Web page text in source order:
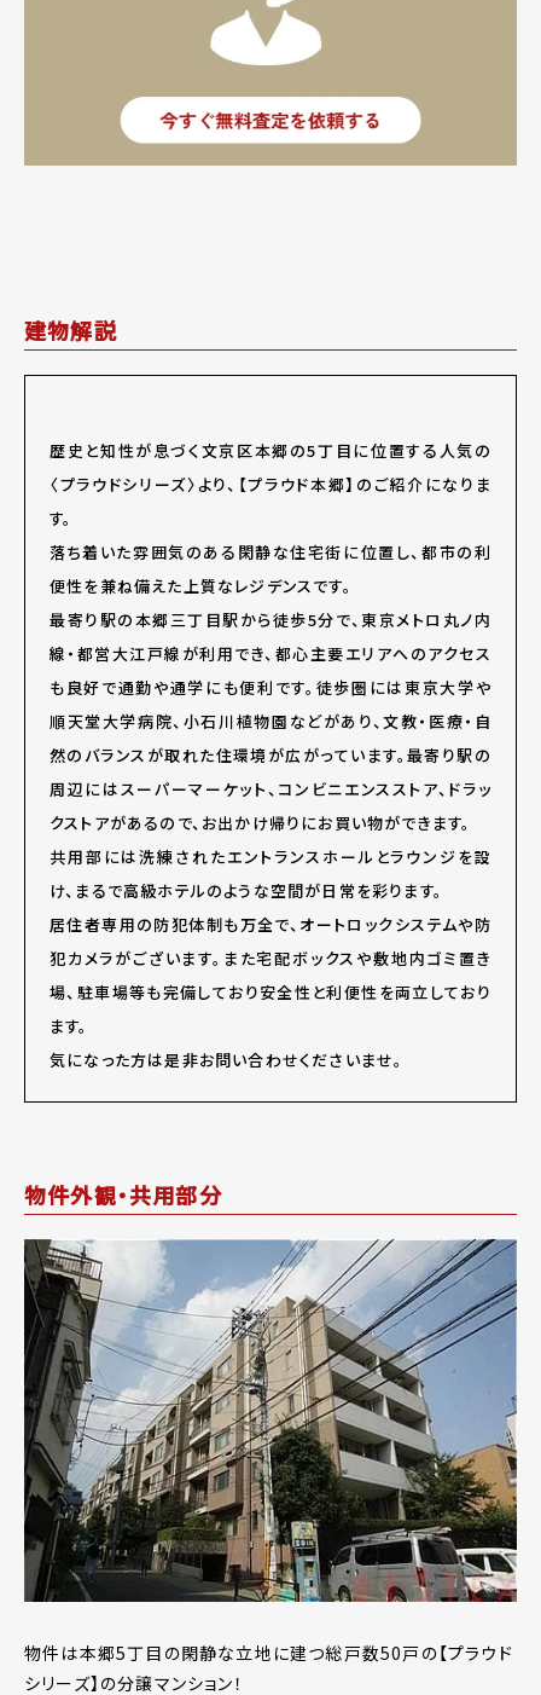
建物解説
歴史と知性が息づく文京区本郷の5丁目に位置する人気の
〈プラウドシリーズ〉より、【プラウド本郷】のご紹介になりま
す。
落ち着いた雰囲気のある閑静な住宅街に位置し、都市の利
便性を兼ね備えた上質なレジデンスです。
最寄り駅の本郷三丁目駅から徒歩5分で、東京メトロ丸ノ内
線・都営大江戸線が利用でき、都心主要エリアへのアクセス
も良好で通勤や通学にも便利です。徒歩圏には東京大学や
順天堂大学病院、小石川植物園などがあり、文教・医療・自
然のバランスが取れた住環境が広がっています。最寄り駅の
周辺にはスーパーマーケット、コンビニエンスストア、ドラッ
クストアがあるので、お出かけ帰りにお買い物ができます。
共用部には洗練されたエントランスホールとラウンジを設
け、まるで高級ホテルのような空間が日常を彩ります。
居住者専用の防犯体制も万全で、オートロックシステムや防
犯カメラがございます。また宅配ボックスや敷地内ゴミ置き
場、駐車場等も完備しており安全性と利便性を両立しており
ます。
気になった方は是非お問い合わせくださいませ。
物件外観・共用部分
物件は本郷5丁目の閑静な立地に建つ総戸数50戸の【プラウド
シリーズ】の分譲マンション！